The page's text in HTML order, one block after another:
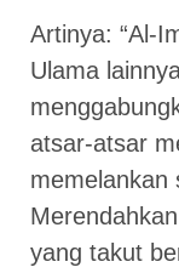
Artinya: “Al-
Ulama
atsar-atsar
memelankan
yang takut